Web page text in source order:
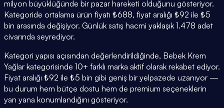
milyon büyüklüğünde bir pazar hareketi olduğunu gösteriyor.
Kategoride ortalama ürün fiyatı ₺688, fiyat aralığı ₺92 ile ₺5
bin arasında değişiyor. Günlük satış hacmi yaklaşık 1.478 adet
civarında seyrediyor.
Kategori yapısı açısından değerlendirildiğinde, Bebek Krem
Yağlar kategorisinde 10+ farklı marka aktif olarak rekabet ediyor.
Fiyat aralığı ₺92 ile ₺5 bin gibi geniş bir yelpazede uzanıyor —
bu durum hem bütçe dostu hem de premium seçeneklerin
yan yana konumlandığını gösteriyor.